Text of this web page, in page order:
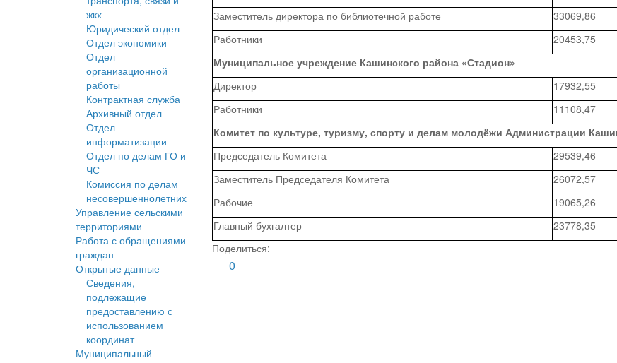
жкх
Юридический отдел
Отдел экономики
Отдел
организационной
работы
Контрактная служба
Архивный отдел
Отдел
информатизации
Отдел по делам ГО и
ЧС
Комиссия по делам
несовершеннолетних
Управление сельскими
территориями
Работа с обращениями
граждан
Открытые данные
Сведения,
подлежащие
предоставлению с
использованием
координат
Муниципальный
Заместитель директора по библиотечной работе
33069,86
Работники
20453,75
Муниципальное учреждение Кашинского района «Стадион»
Директор
17932,55
Работники
11108,47
Комитет по культуре, туризму, спорту и делам молодёжи Администрации
Председатель Комитета
29539,46
Заместитель Председателя Комитета
26072,57
Рабочие
19065,26
Главный бухгалтер
23778,35
Поделиться:
0